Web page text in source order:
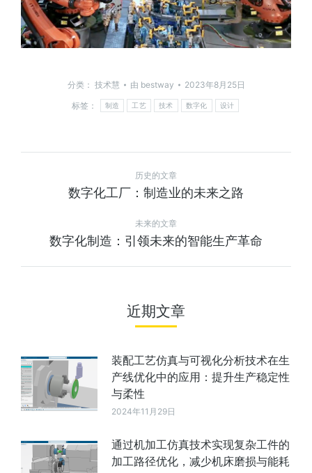
分类： 技术慧 由 bestway
2023年8月25日
标签：
制造 工艺 技术 数字化 设计
历史的文章
数字化工厂：制造业的未来之路
未来的文章
数字化制造：引领未来的智能生产革命
近期文章
装配工艺仿真与可视化分析技术在生
产线优化中的应用：提升生产稳定性
与柔性
2024年11月29日
通过机加工仿真技术实现复杂工件的
加工路径优化，减少机床磨损与能耗